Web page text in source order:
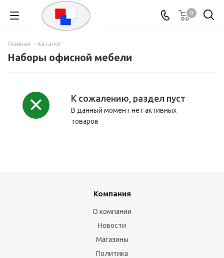
0
Главная - Каталог
Наборы офисной мебели
К сожалению, раздел пуст
В данный момент нет активных
товаров
Компания
О компании
Новости
Магазины
Политика